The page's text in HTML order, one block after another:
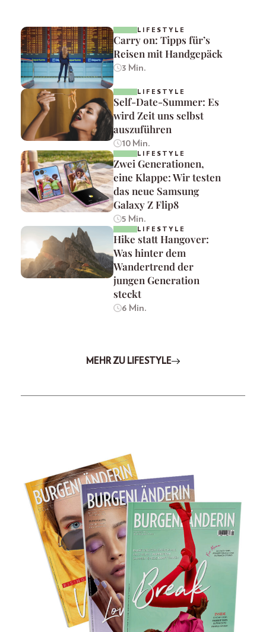
LIFESTYLE
Carry on: Tipps für’s
Reisen mit Handgepäck
3 Min.
LIFESTYLE
Self-Date-Summer: Es
wird Zeit uns selbst
auszuführen
10 Min.
LIFESTYLE
Zwei Generationen,
eine Klappe: Wir testen
das neue Samsung
Galaxy Z Flip8
5 Min.
LIFESTYLE
Hike statt Hangover:
Was hinter dem
Wandertrend der
jungen Generation
steckt
6 Min.
MEHR ZU LIFESTYLE